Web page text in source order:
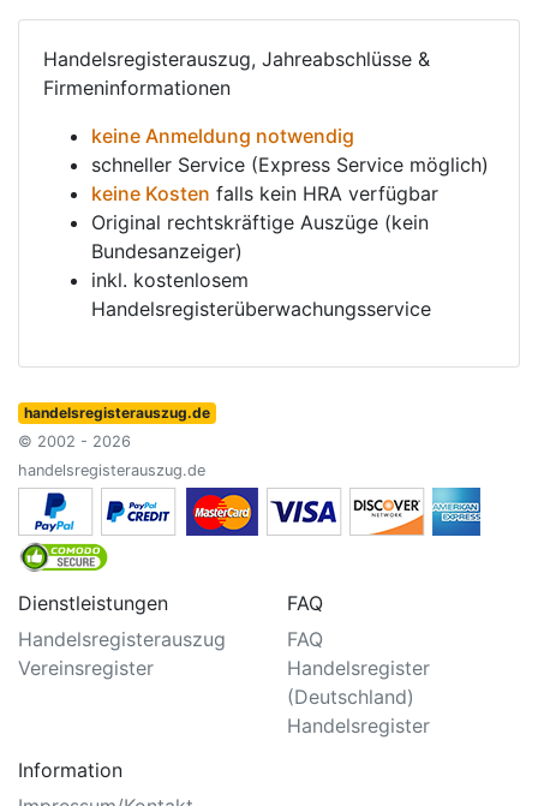
Handelsregisterauszug, Jahreabschlüsse &
Firmeninformationen
keine Anmeldung notwendig
schneller Service (Express Service möglich)
keine Kosten falls kein HRA verfügbar
Original rechtskräftige Auszüge (kein
Bundesanzeiger)
inkl. kostenlosem
Handelsregisterüberwachungsservice
handelsregisterauszug.de
© 2002 - 2026
handelsregisterauszug.de
Dienstleistungen
Handelsregisterauszug
Vereinsregister
FAQ
FAQ
Handelsregister
(Deutschland)
Handelsregister
Information